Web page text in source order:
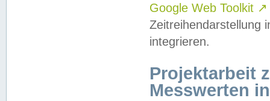
Google Web Toolkit ↗
Zeitreihendarstellung
integrieren.
Projektarbeit
Messwerten